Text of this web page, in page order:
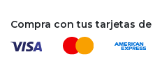
Compra con tus tarjetas